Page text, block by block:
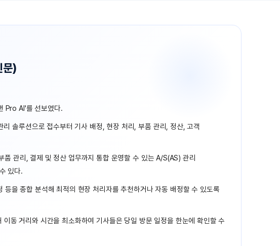
문)
Pro AI'를 선보였다.
솔루션으로 접수부터 기사 배정, 현장 처리, 부품 관리, 정산, 고객
관리, 결제 및 정산 업무까지 통합 운영할 수 있는 A/S(AS) 관리
있다.
등을 종합 분석해 최적의 현장 처리자를 추천하거나 자동 배정할 수 있도록
동 거리와 시간을 최소화하여 기사들은 당일 방문 일정을 한눈에 확인할 수